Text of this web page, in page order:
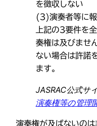
を徴収しない
(3)演奏者等に
上記の3要件を
奏権は及びませ
ない場合は許諾
ます。
JASRAC公式サ
演奏権等の管理
演奏権が及ばないの